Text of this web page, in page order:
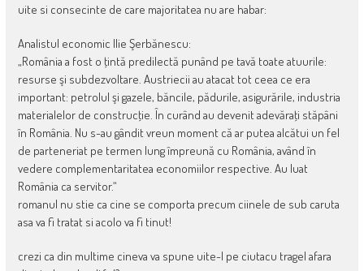
uite si consecinte de care majoritatea nu are habar:
Analistul economic Ilie Şerbănescu:
„România a fost o ţintă predilectă punând pe tavă toate atuurile:
resurse şi subdezvoltare. Austriecii au atacat tot ceea ce era
important: petrolul şi gazele, băncile, pădurile, asigurările, industria
materialelor de construcţie. În curând au devenit adevăraţi stăpâni
în România. Nu s-au gândit vreun moment că ar putea alcătui un fel
de parteneriat pe termen lung împreună cu România, având în
vedere complementaritatea economiilor respective. Au luat
România ca servitor.“
romanul nu stie ca cine se comporta precum ciinele de sub caruta
asa va fi tratat si acolo va fi tinut!
crezi ca din multime cineva va spune uite-l pe ciutacu tragel afara